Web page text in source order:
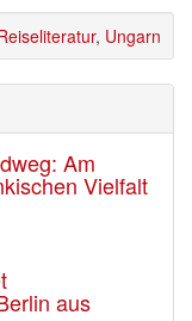
, Ungarn
Am
Vielfalt
aus